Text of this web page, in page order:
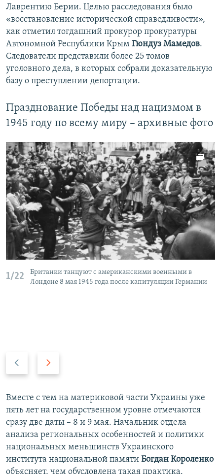
Лаврентию Берии. Целью расследования было
«восстановление исторической справедливости»,
как отметил тогдашний прокурор прокуратуры
Автономной Республики Крым Гюндуз Мамедов.
Следователи представили более 25 томов
уголовного дела, в которых собрали доказательную
базу о преступлении депортации.
Празднование Победы над нацизмом в
1945 году по всему миру – архивные фото
1/22
Британки танцуют с американскими военными в
Лондоне 8 мая 1945 года после капитуляции Германии
д
ы
д
у
щ
и
й
д
у
ю
щ
и
й
с
Вместе с тем на материковой части Украины уже
пять лет на государственном уровне отмечаются
сразу две даты – 8 и 9 мая. Начальник отдела
анализа региональных особенностей и политики
национальных меньшинств Украинского
института национальной памяти Богдан Короленко
объясняет, чем обусловлена такая практика.